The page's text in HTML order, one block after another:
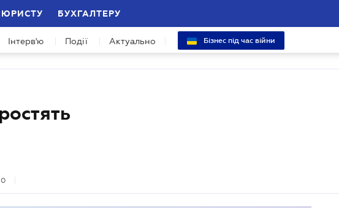
ЮРИСТУ БУХГАЛТЕРУ
Інтерв'ю Події Актуально Бізнес під час війни
0